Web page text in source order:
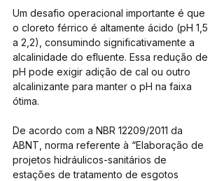
Um desafio operacional importante é que
o cloreto férrico é altamente ácido (pH 1,5
a 2,2), consumindo significativamente a
alcalinidade do efluente. Essa redução de
pH pode exigir adição de cal ou outro
alcalinizante para manter o pH na faixa
ótima.
De acordo com a NBR 12209/2011 da
ABNT, norma referente à “Elaboração de
projetos hidráulicos-sanitários de
estações de tratamento de esgotos